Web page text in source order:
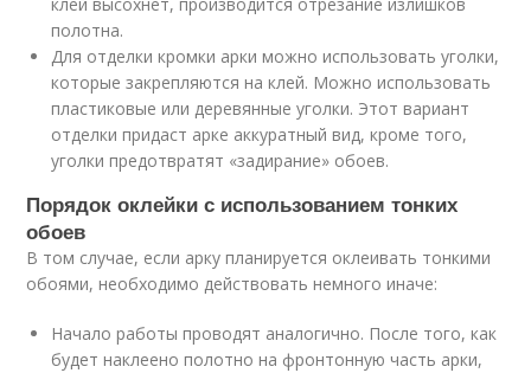
полотна.
Для отделки кромки арки можно использовать уголки,
которые закрепляются на клей. Можно использовать
пластиковые или деревянные уголки. Этот вариант
отделки придаст арке аккуратный вид, кроме того,
уголки предотвратят «задирание» обоев.
Порядок оклейки с использованием тонких
обоев
В том случае, если арку планируется оклеивать тонкими
обоями, необходимо действовать немного иначе:
Начало работы проводят аналогично. После того, как
будет наклеено полотно на фронтонную часть арки,